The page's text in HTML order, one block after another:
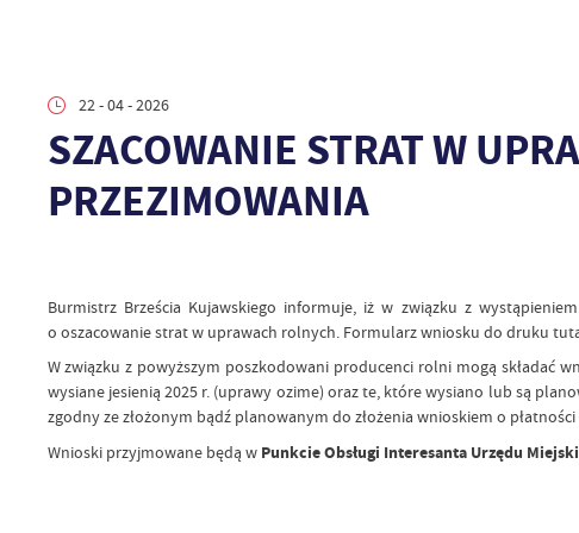
22 - 04 - 2026
SZACOWANIE STRAT W
PRZEZIMOWANIA
Burmistrz Brześcia Kujawskiego informuje, iż w związku z
o oszacowanie strat w uprawach rolnych. Formularz wniosku do druku
W związku z powyższym poszkodowani producenci rolni mogą składać
wysiane jesienią 2025 r. (uprawy ozime) oraz te, które wysiano lub są
zgodny ze złożonym bądź planowanym do złożenia wnioskiem o
Wnioski przyjmowane będą w Punkcie Obsługi Interesanta Urzędu